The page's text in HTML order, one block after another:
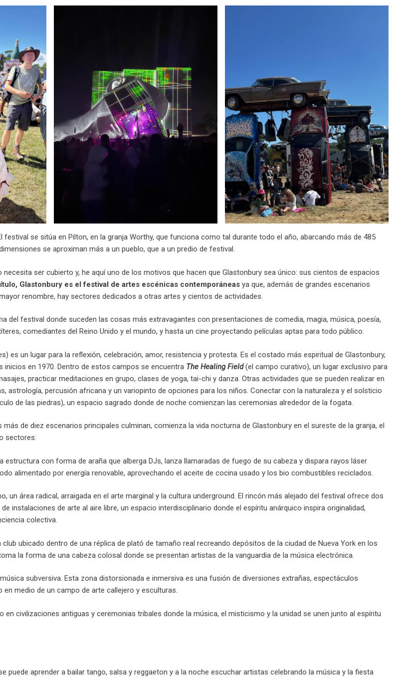
festival se sitúa en Pilton, en la granja Worthy, que funciona como tal durante todo el año, abarcando más de 485
se aproximan más a un pueblo, que a un predio de festival.
ser cubierto y, he aquí uno de los motivos que hacen que Glastonbury sea único: sus cientos de espacios
Glastonbury es el festival de artes escénicas contemporáneas ya que, además de grandes escenarios
renombre, hay sectores dedicados a otras artes y cientos de actividades.
del festival donde suceden las cosas más extravagantes con presentaciones de comedia, magia, música, poesía,
comediantes del Reino Unido y el mundo, y hasta un cine proyectando películas aptas para todo público.
es un lugar para la reflexión, celebración, amor, resistencia y protesta. Es el costado más espiritual de Glastonbury,
inicios en 1970. Dentro de estos campos se encuentra The Healing Field(el campo curativo), un lugar exclusivo para
practicar meditaciones en grupo, clases de yoga, tai-chi y danza. Otras actividades que se pueden realizar en
astrología, percusión africana y un variopinto de opciones para los niños. Conectar con la naturaleza y el solsticio
de las piedras), un espacio sagrado donde de noche comienzan las ceremonias alrededor de la fogata.
de diez escenarios principales culminan, comienza la vida nocturna de Glastonbury en el sureste de la granja, el
sectores:
estructura con forma de araña que alberga DJs, lanza llamaradas de fuego de su cabeza y dispara rayos láser
alimentado por energía renovable, aprovechando el aceite de cocina usado y los bio combustibles reciclados.
un área radical, arraigada en el arte marginal y la cultura underground. El rincón más alejado del festival ofrece dos
instalaciones de arte al aire libre, un espacio interdisciplinario donde el espíritu anárquico inspira originalidad,
colectiva.
club ubicado dentro de una réplica de plató de tamaño real recreando depósitos de la ciudad de Nueva York en los
la forma de una cabeza colosal donde se presentan artistas de la vanguardia de la música electrónica.
subversiva. Esta zona distorsionada e inmersiva es una fusión de diversiones extrañas, espectáculos
medio de un campo de arte callejero y esculturas.
en civilizaciones antiguas y ceremonias tribales donde la música, el misticismo y la unidad se unen junto al espíritu
puede aprender a bailar tango, salsa y reggaeton y a la noche escuchar artistas celebrando la música y la fiesta